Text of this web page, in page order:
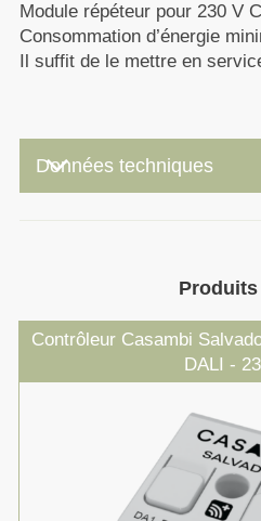
Module répéteur pour 230 V
Consommation d’énergie
Il suffit de le mettre en
Données techniques
keyboard_arrow_down
Contrôleur Casambi
DALI -